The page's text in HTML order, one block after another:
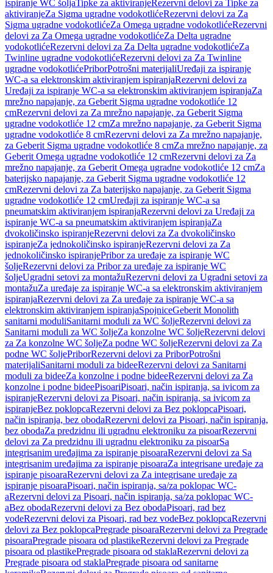
ispiranje WC šoljaTipke za aktiviranjeRezervni delovi za Tipke za
aktiviranjeZa Sigma ugradne vodokotlićeRezervni delovi za Za
Sigma ugradne vodokotlićeZa Omega ugradne vodokotlićeRezervni
delovi za Za Omega ugradne vodokotlićeZa Delta ugradne
vodokotlićeRezervni delovi za Za Delta ugradne vodokotlićeZa
Twinline ugradne vodokotlićeRezervni delovi za Za Twinline
ugradne vodokotlićePriborPotrošni materijaliUređaji za ispiranje
WC-a sa elektronskim aktiviranjem ispiranjaRezervni delovi za
Uređaji za ispiranje WC-a sa elektronskim aktiviranjem ispiranjaZa
mrežno napajanje, za Geberit Sigma ugradne vodokotliće 12
cmRezervni delovi za Za mrežno napajanje, za Geberit Sigma
ugradne vodokotliće 12 cmZa mrežno napajanje, za Geberit Sigma
ugradne vodokotliće 8 cmRezervni delovi za Za mrežno napajanje,
za Geberit Sigma ugradne vodokotliće 8 cmZa mrežno napajanje, za
Geberit Omega ugradne vodokotliće 12 cmRezervni delovi za Za
mrežno napajanje, za Geberit Omega ugradne vodokotliće 12 cmZa
baterijsko napajanje, za Geberit Sigma ugradne vodokotliće 12
cmRezervni delovi za Za baterijsko napajanje, za Geberit Sigma
ugradne vodokotliće 12 cmUređaji za ispiranje WC-a sa
pneumatskim aktiviranjem ispiranjaRezervni delovi za Uređaji za
ispiranje WC-a sa pneumatskim aktiviranjem ispiranjaZa
dvokoličinsko ispiranjeRezervni delovi za Za dvokoličinsko
ispiranjeZa jednokoličinsko ispiranjeRezervni delovi za Za
jednokoličinsko ispiranjePribor za uređaje za ispiranje WC
šoljeRezervni delovi za Pribor za uređaje za ispiranje WC
šoljeUgradni setovi za montažuRezervni delovi za Ugradni setovi za
montažuZa uređaje za ispiranje WC-a sa elektronskim aktiviranjem
ispiranjaRezervni delovi za Za uređaje za ispiranje WC-a sa
elektronskim aktiviranjem ispiranjaSpojniceGeberit Monolith
sanitarni moduliSanitarni moduli za WC šoljeRezervni delovi za
Sanitarni moduli za WC šoljeZa konzolne WC šoljeRezervni delovi
za Za konzolne WC šoljeZa podne WC šoljeRezervni delovi za Za
podne WC šoljePriborRezervni delovi za PriborPotrošni
materijaliSanitarni moduli za bideeRezervni delovi za Sanitarni
moduli za bideeZa konzolne i podne bideeRezervni delovi za Za
konzolne i podne bideePisoariPisoari, način ispiranja, sa ivicom za
ispiranjeRezervni delovi za Pisoari, način ispiranja, sa ivicom za
ispiranjeBez poklopcaRezervni delovi za Bez poklopcaPisoari,
način ispiranja, bez obodaRezervni delovi za Pisoari, način ispiranja,
bez obodaZa predzidnu ili ugradnu elektroniku za pisoarRezervni
delovi za Za predzidnu ili ugradnu elektroniku za pisoarSa
integrisanim uređajima za ispiranje pisoaraRezervni delovi za Sa
integrisanim uređajima za ispiranje pisoaraZa integrisane uređaje za
ispiranje pisoaraRezervni delovi za Za integrisane uređaje za
ispiranje pisoaraPisoari, način ispiranja, sa/za poklopac WC-
aRezervni delovi za Pisoari, način ispiranja, sa/za poklopac WC-
aBez obodaRezervni delovi za Bez obodaPisoari, rad bez
vodeRezervni delovi za Pisoari, rad bez vodeBez poklopcaRezervni
delovi za Bez poklopcaPregrade pisoaraRezervni delovi za Pregrade
pisoaraPregrade pisoara od plastikeRezervni delovi za Pregrade
pisoara od plastikePregrade pisoara od staklaRezervni delovi za
Pregrade pisoara od staklaPregrade pisoara od sanitarne